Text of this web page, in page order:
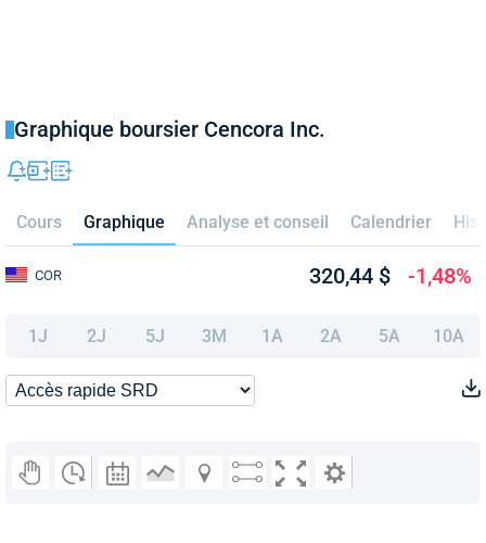
Graphique boursier Cencora Inc.
Cours Graphique Analyse et conseil Calendrier
COR 320,44 $ -1,48%
1J 2J 5J 3M 1A 2A 5A 10A